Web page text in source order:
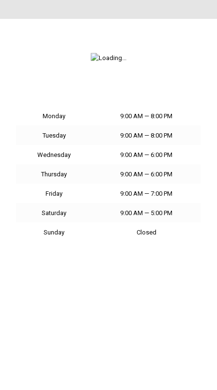
Monday 9:00 AM — 8:00 PM
Tuesday 9:00 AM — 8:00 PM
Wednesday 9:00 AM — 6:00 PM
Thursday 9:00 AM — 6:00 PM
Friday 9:00 AM — 7:00 PM
Saturday 9:00 AM — 5:00 PM
Sunday Closed